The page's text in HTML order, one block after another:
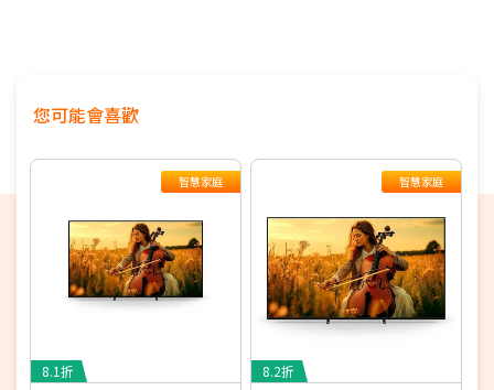
※如商品標題掛有【預購】字樣，都將依照預購日
再另外發送簡訊通知。
若您同意以上約定事項再行下單，謝謝。
您可能會喜歡
智慧家庭
8.1折
智慧家庭
8.2折